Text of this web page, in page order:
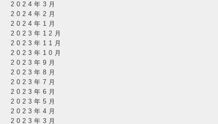
2024年3月
2024年2月
2024年1月
2023年12月
2023年11月
2023年10月
2023年9月
2023年8月
2023年7月
2023年6月
2023年5月
2023年4月
2023年3月